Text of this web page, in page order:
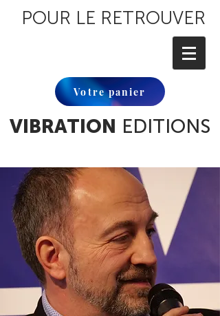
POUR LE RETROUVER
Votre panier
VIBRATION EDITIONS